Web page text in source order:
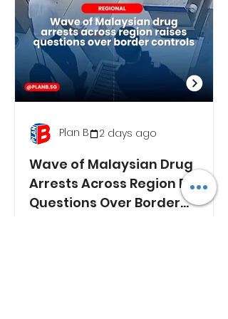
Wave of Malaysian Drug
Arrests Across Region Raises
Questions Over Border
Plan B 2 days ago